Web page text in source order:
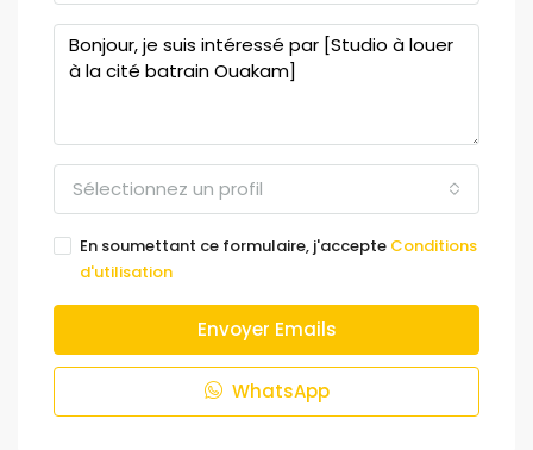
Sélectionnez un profil
En soumettant ce formulaire, j'accepte Conditions
d'utilisation
Envoyer Emails
WhatsApp